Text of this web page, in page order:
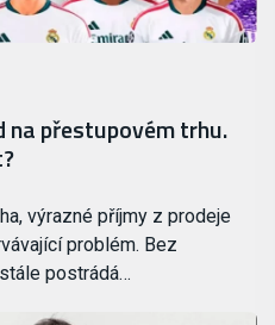
přestupovém trhu.
výrazné příjmy z prodeje
problém. Bez
postrádá…